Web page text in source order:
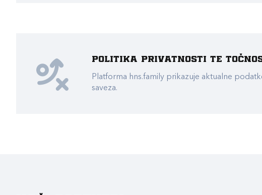
Politika privatnosti te
Platforma hns.family prikazuje aktualne
saveza.